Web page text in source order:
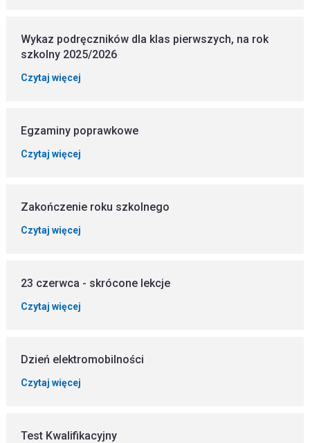
Wykaz podręczników dla klas pierwszych, na rok
szkolny 2025/2026
Czytaj więcej
Egzaminy poprawkowe
Czytaj więcej
Zakończenie roku szkolnego
Czytaj więcej
23 czerwca - skrócone lekcje
Czytaj więcej
Dzień elektromobilności
Czytaj więcej
Test Kwalifikacyjny